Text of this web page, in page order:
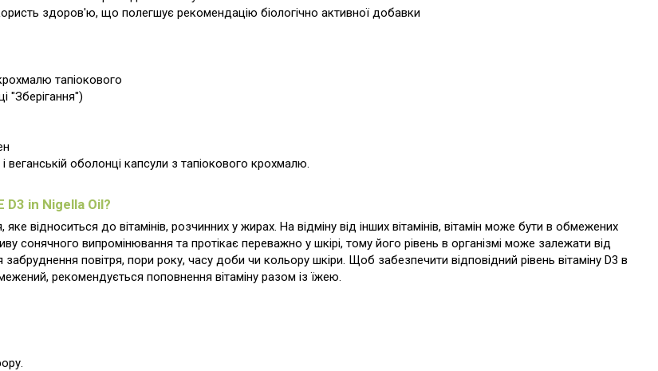
здоров'ю, що полегшує рекомендацію біологічно активної добавки
тапіокового
"Зберігання")
веганській оболонці капсули з тапіокового крохмалю.
D3 in Nigella Oil?
відноситься до вітамінів, розчинних у жирах. На відміну від інших вітамінів, вітамін може бути в обмежених
сонячного випромінювання та протікає переважно у шкірі, тому його рівень в організмі може залежати від
повітря, пори року, часу доби чи кольору шкіри. Щоб забезпечити відповідний рівень вітаміну D3 в
рекомендується поповнення вітаміну разом із їжею.